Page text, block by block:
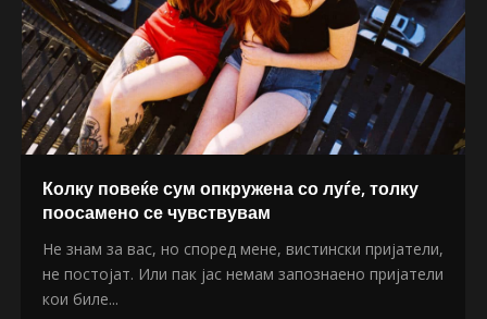
Колку повеќе сум опкружена со луѓе, толку
поосамено се чувствувам
Не знам за вас, но според мене, вистински пријатели,
не постојат. Или пак јас немам запознаено пријатели
кои биле...